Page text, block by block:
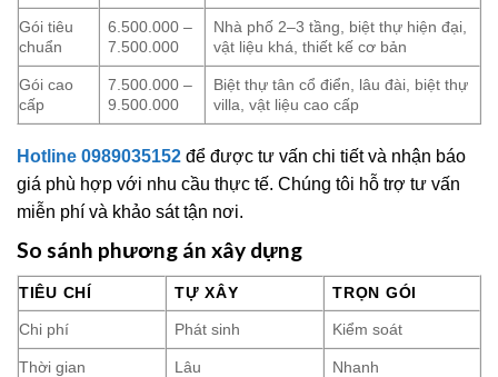
Gói tiêu
chuẩn
6.500.000 –
7.500.000
Nhà phố 2–3 tầng, biệt thự hiện đại,
vật liệu khá, thiết kế cơ bản
Gói cao
cấp
7.500.000 –
9.500.000
Biệt thự tân cổ điển, lâu đài, biệt thự
villa, vật liệu cao cấp
Hotline 0989035152 để được tư vấn chi tiết và nhận báo
giá phù hợp với nhu cầu thực tế. Chúng tôi hỗ trợ tư vấn
miễn phí và khảo sát tận nơi.
So sánh phương án xây dựng
TIÊU CHÍ TỰ XÂY TRỌN GÓI
Chi phí Phát sinh Kiểm soát
Thời gian Lâu Nhanh